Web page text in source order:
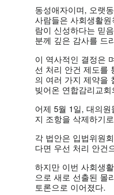
동성애자이며, 오랫
사람들은 사회생활
람이 신성하다는 믿
분께 깊은 감사를 드
이 역사적인 결정은
선 처리 안건 제도를
의 여러 가지 제약을
빚어온 연합감리교
어제 5월 1일, 대의
지 조항을 삭제하기
각 법안은 입법위원
다면 우선 처리 안건
하지만 이번 사회생
으로 새로 선출된 몰
토론으로 이어졌다.